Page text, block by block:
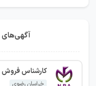
آگهی‌های
كارشناس فروش
خراسان رضوی